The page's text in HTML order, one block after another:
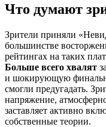
Что думают
Зрители приняли
большинстве
рейтингах на таких
Больше всего хвалят
и шокирующую
смогли предугадать.
напряжение,
заставляет активно
собственные теории.